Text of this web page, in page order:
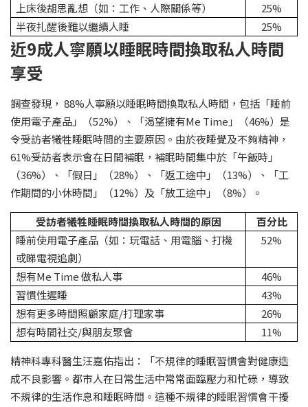
上床後胡思亂想（如：工作、人際關係等）
25%
半夜扎醒後難以繼續人睡
25%
近9成人寧願以睡眠時間換取私人時間
享受
調查發現， 88%人寧願以睡眠時間換取私人時間，包括「睡前
使用電子產品」（52%）、「渴望擁有Me Time」（46%）是
令受訪者犧牲睡眠時間的主要原因。由於夜睡覺及不夠精神，
61%受訪者表示會在日間補眠，補眠時間集中於「午飯時」
（36%）、「假日」（28%）、「返工途中」（13%）、「工
作期間的小休時間」（12%）及「放工途中」（8%）。
受訪者犧牲睡眠時間換取私人時間的原因
百分比
睡前使用電子產品（如：玩電話、用電腦、打機
或睇電視追劇）
52%
想有Me Time 做私人事
46%
習慣性遲睡
43%
想有更多時間照顧家庭/打理家事
26%
想有時間社交/與朋友聚會
11%
精神科專科醫生汪嘉佑指出：「不規律的睡眠習慣會對健康造
成不良影響。都市人在日常生活中常常面臨壓力和忙碌，導致
不規律的生活作息和睡眠時間。這種不規律的睡眠習慣會干擾